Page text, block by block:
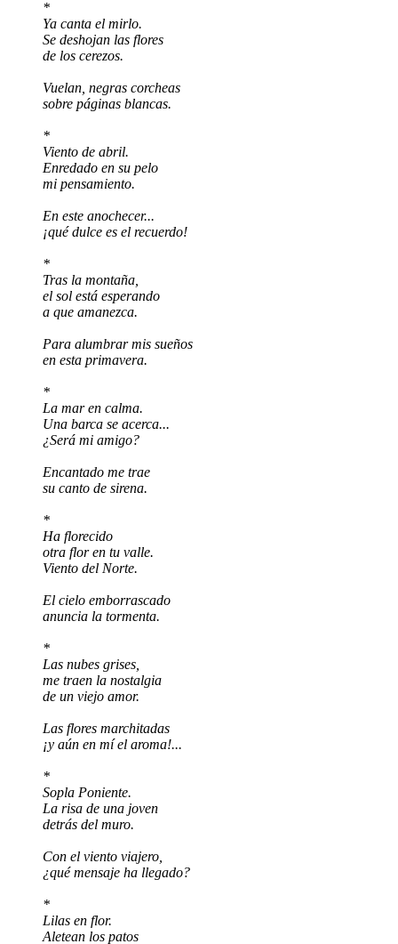
*
Ya canta el mirlo.
Se deshojan las flores
de los cerezos.
Vuelan, negras corcheas
sobre páginas blancas.
*
Viento de abril.
Enredado en su pelo
mi pensamiento.
En este anochecer...
¡qué dulce es el recuerdo!
*
Tras la montaña,
el sol está esperando
a que amanezca.
Para alumbrar mis sueños
en esta primavera.
*
La mar en calma.
Una barca se acerca...
¿Será mi amigo?
Encantado me trae
su canto de sirena.
*
Ha florecido
otra flor en tu valle.
Viento del Norte.
El cielo emborrascado
anuncia la tormenta.
*
Las nubes grises,
me traen la nostalgia
de un viejo amor.
Las flores marchitadas
¡y aún en mí el aroma!...
*
Sopla Poniente.
La risa de una joven
detrás del muro.
Con el viento viajero,
¿qué mensaje ha llegado?
*
Lilas en flor.
Aletean los patos